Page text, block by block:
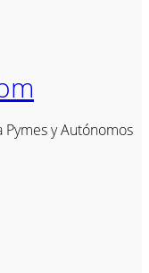
y Autónomos